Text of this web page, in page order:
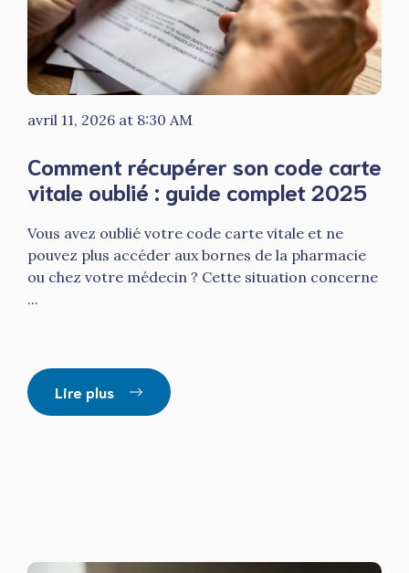
avril 11, 2026 at 8:30 AM
Comment récupérer son code carte
vitale oublié : guide complet 2025
Vous avez oublié votre code carte vitale et ne
pouvez plus accéder aux bornes de la pharmacie
ou chez votre médecin ? Cette situation concerne
...
Lire plus